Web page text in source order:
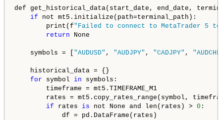
def get_historical_data(start_date, end_date,
if not mt5.initialize(path=terminal_path):
print(f"Failed to connect to MetaTrader 5
return None
symbols = [ "AUDUSD" , "AUDJPY" , "CADJPY" ,
historical_data = {}
for symbol in symbols:
timeframe = mt5.TIMEFRAME_M1
rates = mt5.copy_rates_range(symbol,
if rates is not None and len(rates) > 0 :
df = pd.DataFrame(rates)